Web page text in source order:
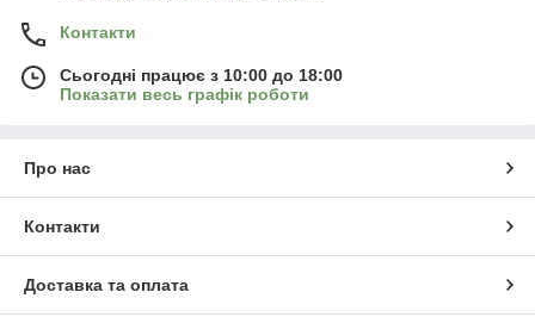
Контакти
Сьогодні працює з 10:00 до 18:00
Показати весь графік роботи
Про нас
Контакти
Доставка та оплата